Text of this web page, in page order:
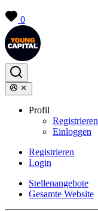
0
Profil
Registrieren
Einloggen
Registrieren
Login
Stellenangebote
Gesamte Website